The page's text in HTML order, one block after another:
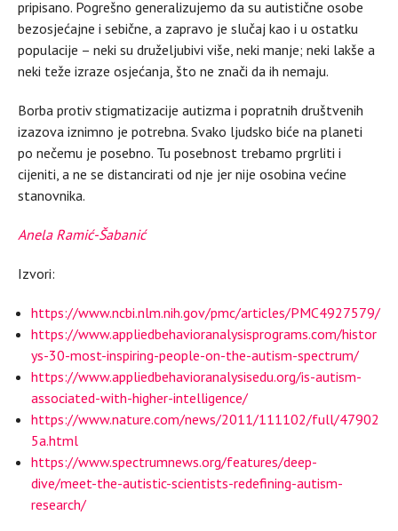
pripisano. Pogrešno generalizujemo da su autistične osobe
bezosjećajne i sebične, a zapravo je slučaj kao i u ostatku
populacije – neki su druželjubivi više, neki manje; neki lakše a
neki teže izraze osjećanja, što ne znači da ih nemaju.
Borba protiv stigmatizacije autizma i popratnih društvenih
izazova iznimno je potrebna. Svako ljudsko biće na planeti
po nečemu je posebno. Tu posebnost trebamo prgrliti i
cijeniti, a ne se distancirati od nje jer nije osobina većine
stanovnika.
Anela Ramić-Šabanić
Izvori:
https://www.ncbi.nlm.nih.gov/pmc/articles/PMC4927579/
https://www.appliedbehavioranalysisprograms.com/histor
ys-30-most-inspiring-people-on-the-autism-spectrum/
https://www.appliedbehavioranalysisedu.org/is-autism-
associated-with-higher-intelligence/
https://www.nature.com/news/2011/111102/full/47902
5a.html
https://www.spectrumnews.org/features/deep-
dive/meet-the-autistic-scientists-redefining-autism-
research/